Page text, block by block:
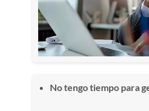
No tengo tiempo para